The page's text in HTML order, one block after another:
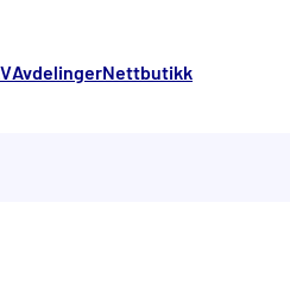
AvdelingerNettbutikk